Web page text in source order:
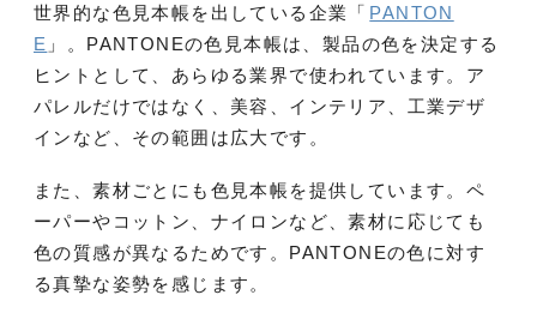
世界的な色見本帳を出している企業「 PANTON
E 」。PANTONEの色見本帳は、製品の色を決定する
ヒントとして、あらゆる業界で使われています。ア
パレルだけではなく、美容、インテリア、工業デザ
インなど、その範囲は広大です。
また、素材ごとにも色見本帳を提供しています。ペ
ーパーやコットン、ナイロンなど、素材に応じても
色の質感が異なるためです。PANTONEの色に対す
る真摯な姿勢を感じます。